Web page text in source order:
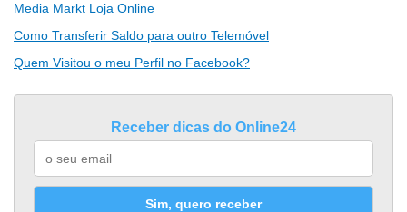
Media Markt Loja Online
Como Transferir Saldo para outro Telemóvel
Quem Visitou o meu Perfil no Facebook?
Receber dicas do Online24
Sim, quero receber